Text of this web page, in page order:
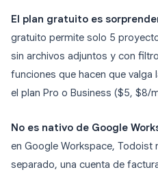
El plan gratuito es
gratuito permite solo 5
sin archivos adjuntos y con
funciones que hacen que valga
el plan Pro o Business ($5, $8/
No es nativo de Google
en Google Workspace, Todoist
separado, una cuenta de